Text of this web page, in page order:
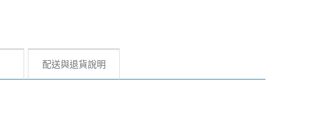
配送與退貨說明